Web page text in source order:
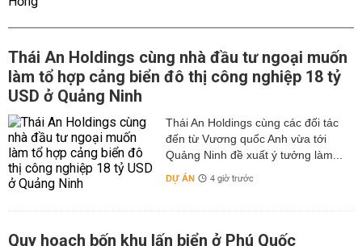
Thái An Holdings cùng nhà đầu tư ngoại muốn
làm tổ hợp cảng biển đô thị công nghiệp 18 tỷ
USD ở Quảng Ninh
Thái An Holdings cùng các đối tác
đến từ Vương quốc Anh vừa tới
Quảng Ninh đề xuất ý tưởng làm...
DỰ ÁN 4 giờ trước
Quy hoạch bốn khu lấn biển ở Phú Quốc